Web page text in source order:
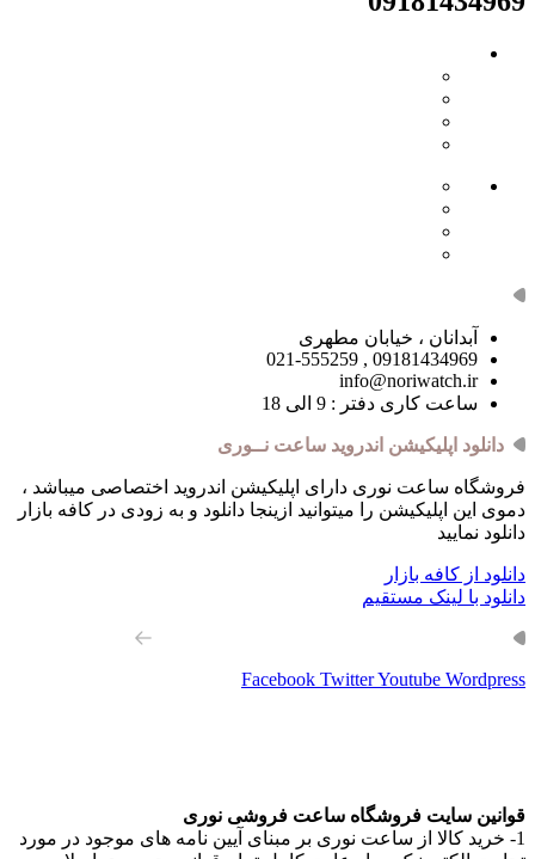
آبدانان ، خیابان مطهری
09181434969 , 021-555259
info@noriwatch.ir
ساعت کاری دفتر : 9 الی 18
دانلود اپلیکیشن اندروید ساعت نــوری
فروشگاه ساعت نوری دارای اپلیکیشن اندروید اختصاصی میباشد ،
دموی این اپلیکیشن را میتوانید ازینجا دانلود و به زودی در کافه بازار
دانلود نمایید
دانلود از کافه بازار
دانلود با لینک مستقیم
Facebook TwitterYoutube Wordpress
قوانین سایت فروشگاه ساعت فروشی نوری
1- خرید کالا از ساعت نوری بر مبنای آیین نامه های موجود در مورد